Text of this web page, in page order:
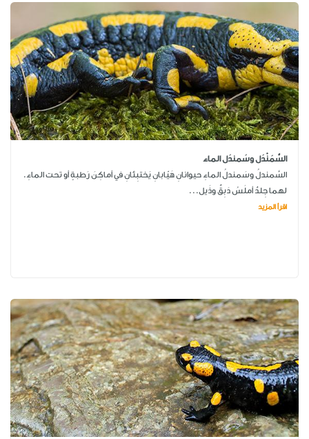
السَّمَنْدَل وسَمندَل الماء
السَّمندلُ وسَمندلُ الماءِ حيوانانِ هَيّابانِ يَختبِئانِ في أماكِنَ رَطبةٍ أو تحت الماءِ.
لهما جِلدٌ أملَسُ دَبِقٌ وذَيل...
اقرأ المزيد